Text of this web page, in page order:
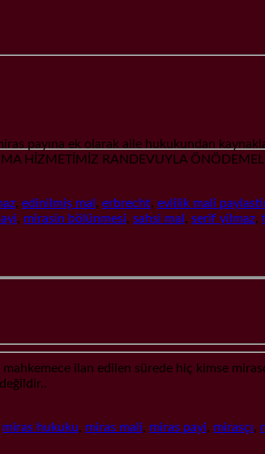
payına ek olarak aile hukukundan
HİZMETİMİZ RANDEVUYLA
, edinilmiş mal , erbrecht, evlilik mali
, mirasin bölünmesi, sahsi mal , serif yilmaz,
ilan edilen sürede hiç kimse
miras hukuku, miras mali, miras payi, mirasçı,